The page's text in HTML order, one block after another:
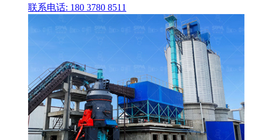
联系电话: 180 3780 8511